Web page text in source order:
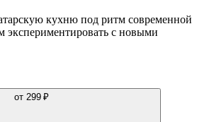
кухню под ритм современной
экспериментировать с новыми
от 299 ₽